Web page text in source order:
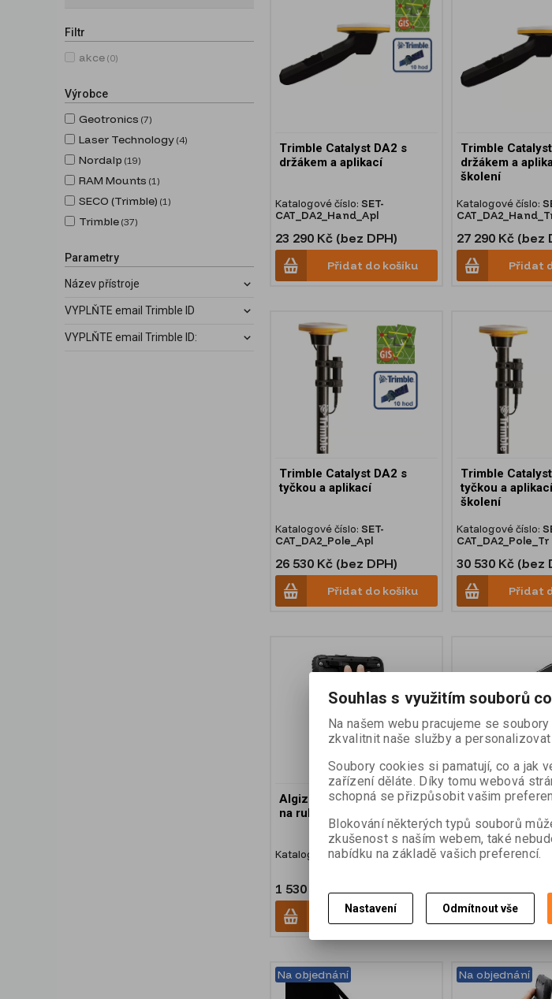
Filtr
akce (0)
Výrobce
Geotronics (7)
Laser Technology (4)
Nordalp (19)
RAM Mounts (1)
SECO (Trimble) (1)
Trimble (37)
Parametry
Název přístroje
VYPLŇTE email Trimble ID
VYPLŇTE email Trimble ID:
Trimble Catalyst DA2 s
držákem a aplikací
Katalogové číslo: SET-
CAT_DA2_Hand_Apl
23 290 Kč (bez DPH)
Přidat do košíku
Trimble
držákem a
školení
Katalogové číslo:
27 290 Kč (bez
Přidat
Trimble Catalyst DA2 s
tyčkou a aplikací
Katalogové číslo: SET-
CAT_DA2_Pole_Apl
26 530 Kč (bez DPH)
Přidat do košíku
Trimble
tyčkou a
školení
Katalogové číslo:
CAT_DA2_Pole_Tr
30 530 Kč (bez
Přidat
Algiz RT10 otočný popruh
na ruku
Katalogové číslo: RT10-1022
1 530 Kč (bez DPH)
Přidat do košíku
Algiz RT10
Katalogové číslo:
Přidat
Na objednání Na objednání
Souhlas s využitím souborů
Na našem webu pracujeme se
zkvalitnit naše služby a personalizovat
Soubory cookies si pamatují, co a jak
zařízení děláte. Díky tomu webová
schopná se přizpůsobit vašim
Blokování některých typů souborů
zkušenost s naším webem, také
nabídku na základě vašich preferencí.
Nastavení Odmítnout vše